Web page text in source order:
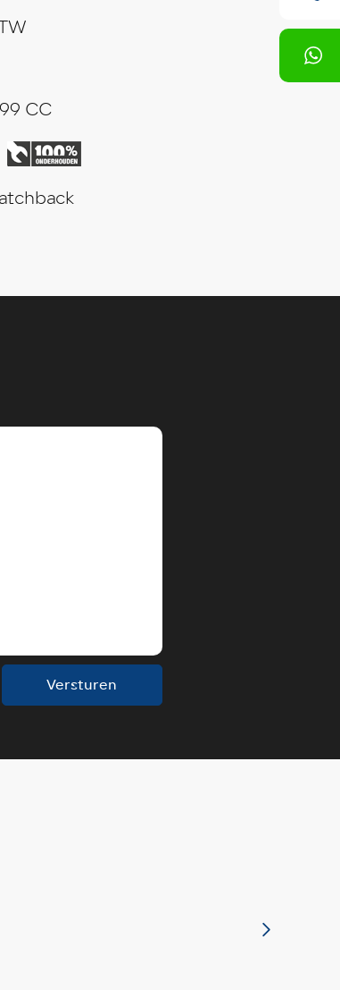
CC
Versturen